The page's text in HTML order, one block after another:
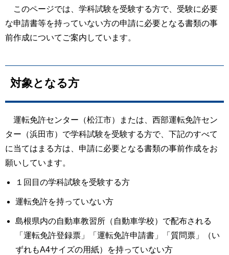
このページでは、学科試験を受験する方で、受験に必要
な申請書等を持っていない方の申請に必要となる書類の事
前作成についてご案内しています。
対象となる方
運転免許センター（松江市）または、西部運転免許セン
ター（浜田市）で学科試験を受験する方で、下記のすべて
に当てはまる方は、申請に必要となる書類の事前作成をお
願いしています。
１回目の学科試験を受験する方
運転免許を持っていない方
島根県内の自動車教習所（自動車学校）で配布される
「運転免許登録票」「運転免許申請書」「質問票」（い
ずれもA4サイズの用紙）を持っていない方